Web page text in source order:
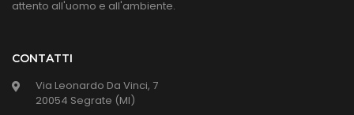
attento all'uomo e all'ambiente.
CONTATTI
Via Leonardo Da Vinci, 7
20054 Segrate (MI)